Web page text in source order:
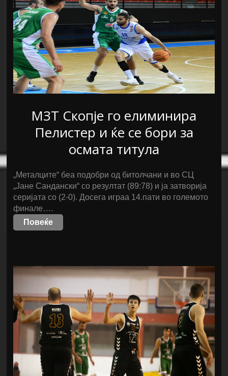
МЗТ Скопје го елиминира
Пелистер и ќе се бори за
осмата титула
„Металците“ беа подобри од битолчани и во СЦ
„Јане Сандански“ со резултат (89:78) и ја затворија
серијата со (2-0). Досега играа 14.пати во големото
финале….
Повеќе